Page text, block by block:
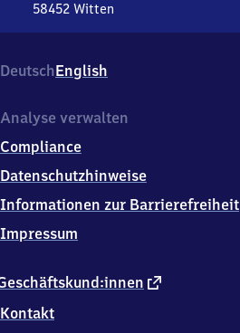
58452 Witten
Bergerstr.
35,
8
5
2
DeutschEnglish
externer
Kontakt
Analyse verwalten
Compliance
Datenschutzhinweise
Informationen zur Barrierefreiheit
Impressum